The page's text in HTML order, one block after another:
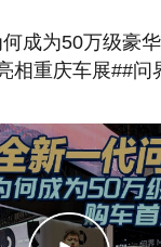
成为50万级豪
相重庆车展##问